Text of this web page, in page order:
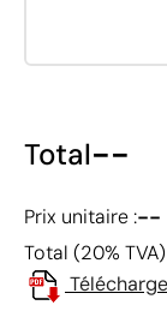
Total--
Prix unitaire :--
Total (20%